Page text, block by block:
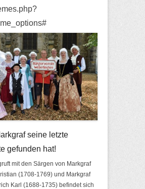
seine letzte
gefunden hat!
mit den Särgen von Markgraf
(1708-1769) und Markgraf
Karl (1688-1735) befindet sich